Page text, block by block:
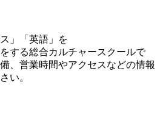
」「英語」を
する総合カルチャースクールで
、営業時間やアクセスなどの情報
い。